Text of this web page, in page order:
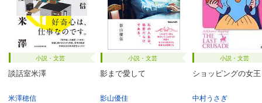
小説・文芸
談話室米澤
米澤穂信
小説・文芸
影まで愛して
影山優佳
小説・文芸
ショッピングの女王
中村うさぎ